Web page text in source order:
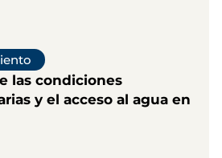
las condiciones
y el acceso al agua en